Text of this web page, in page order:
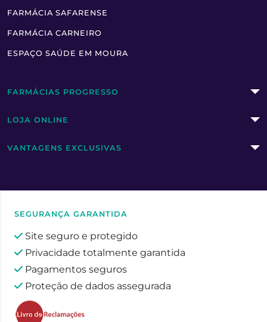
FARMÁCIA SAFARENSE
FARMÁCIA CARNEIRO
ESPAÇO SAÚDE EM MOURA
FARMÁCIAS PROGRESSO
LOJA ONLINE
VANTAGENS EXCLUSIVAS
SEGURANÇA GARANTIDA
Site seguro e protegido
Privacidade totalmente garantida
Pagamentos seguros
Proteção de dados assegurada